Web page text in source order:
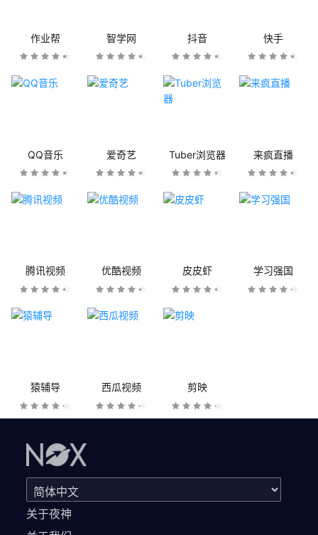
作业帮 智学网 抖音 快手
QQ音乐 爱奇艺 Tuber浏览器 来疯直播
腾讯视频 优酷视频 皮皮虾 学习强国
猿辅导 西瓜视频 剪映
关于夜神